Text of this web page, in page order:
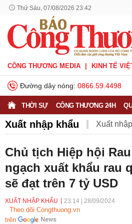
Thứ Sáu, 07/08/2026 23:42
CÔNG THƯƠNG MEDIA KINH TẾ
Đường dây nóng: 0866.59.4498
THỜI SỰ CÔNG THƯƠNG 24H
Xuất nhập khẩu Xuất
Xuất xứ hàng hóa Xúc tiến
Thương mại điện tử
Chủ tịch Hiệp hội
ngạch xuất khẩu rau
sẽ đạt trên 7 tỷ USD
XUẤT NHẬP KHẨU 23:14 28/09/2024
Theo dõi Congthuong.vn
trên